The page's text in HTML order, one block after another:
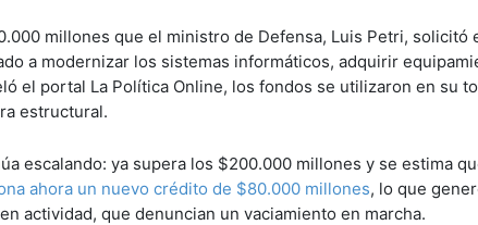
millones que el ministro de Defensa, Luis Petri, solicitó
a modernizar los sistemas informáticos, adquirir
el portal La Política Online, los fondos se utilizaron en su
estructural.
escalando: ya supera los $200.000 millones y se estima
ahora un nuevo crédito de $80.000 millones, lo que
actividad, que denuncian un vaciamiento en marcha.